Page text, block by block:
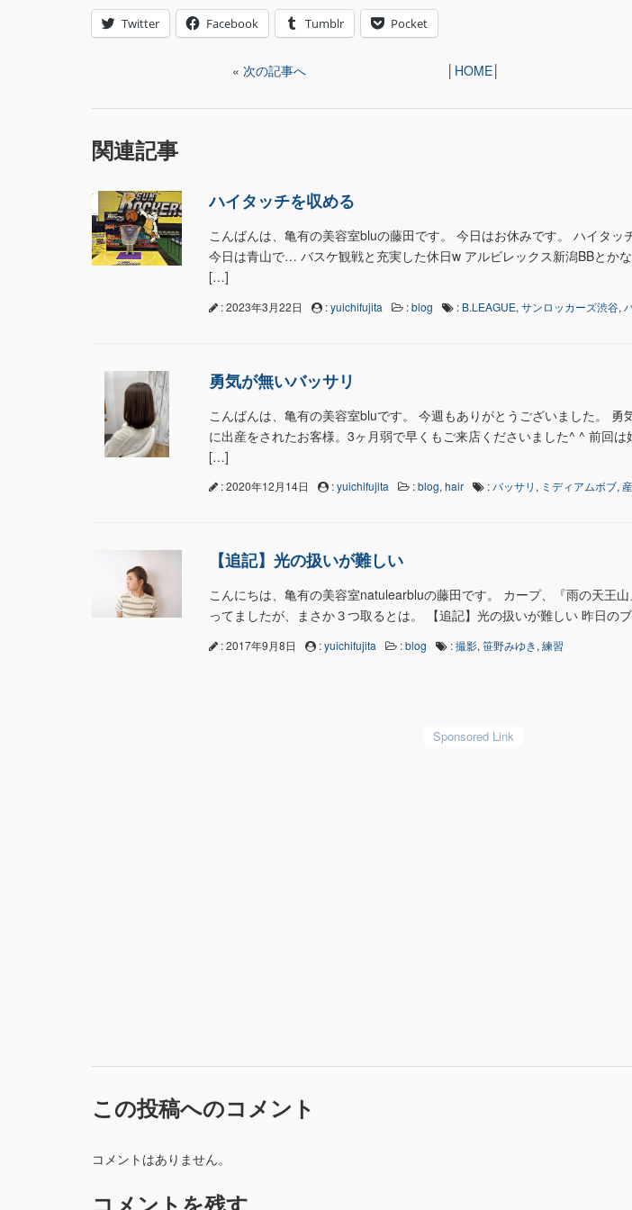
Twitter Facebook Tumblr Pocket
« 次の記事へ HOME│
関連記事
ハイタッチを収める
こんばんは、亀有の美容室bluの藤田です。 今日はお休みです。 ハイタッ
今日は青山で… バスケ観戦と充実した休日w アルビレックス新潟BBとか
[…]
: 2023年3月22日 :yuichifujita :blog : B.LEAGUE, サンロッカーズ渋谷,
勇気が無いバッサリ
こんばんは、亀有の美容室bluです。 今週もありがとうございました。 勇
に出産をされたお客様。3ヶ月弱で早くもご来店くださいました^ ^ 前回
[…]
: 2020年12月14日 :yuichifujita :blog, hair :バッサリ , ミディアムボブ,
【追記】光の扱いが難しい
こんにちは、亀有の美容室natulearbluの藤田です。 カープ、『雨の天王
ってましたが、まさか３つ取るとは。 【追記】光の扱いが難しい 昨日の
: 2017年9月8日 :yuichifujita :blog :撮影, 笹野みゆき, 練習
この投稿へのコメント
コメントはありません。
コメントを残す